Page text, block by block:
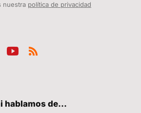
nuestra política de privacidad
hablamos de...